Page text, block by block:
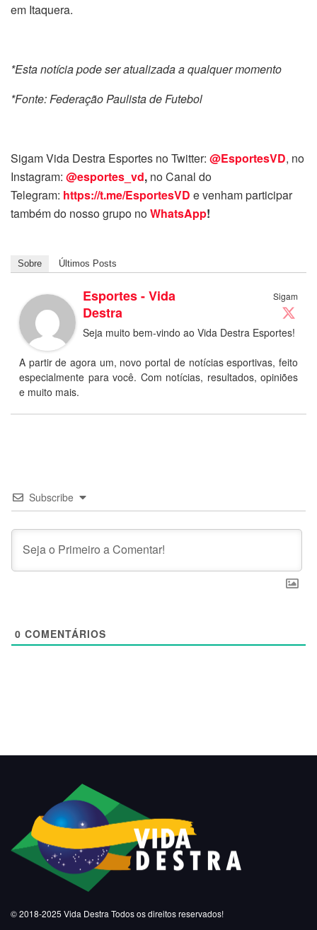
em Itaquera.
*Esta notícia pode ser atualizada a qualquer momento
*Fonte: Federação Paulista de Futebol
Sigam Vida Destra Esportes no Twitter: @EsportesVD, no
Instagram: @esportes_vd, no Canal do
Telegram: https://t.me/EsportesVD e venham participar
também do nosso grupo noWhatsApp!
Sobre Últimos Posts
Sigam
Esportes - Vida
Destra
Seja muito bem-vindo ao Vida Destra Esportes!
A partir de agora um, novo portal de notícias esportivas, feito
especialmente para você. Com notícias, resultados, opiniões
e muito mais.
Subscribe
0 COMENTÁRIOS
© 2018-2025 Vida Destra Todos os direitos reservados!